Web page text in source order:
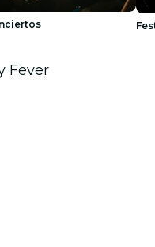
Fever